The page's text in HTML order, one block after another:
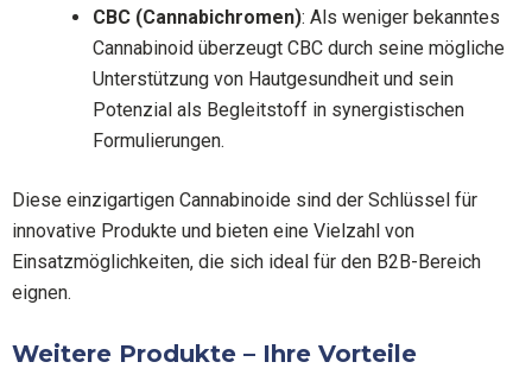
CBC (Cannabichromen): Als weniger bekanntes
Cannabinoid überzeugt CBC durch seine mögliche
Unterstützung von Hautgesundheit und sein
Potenzial als Begleitstoff in synergistischen
Formulierungen.
Diese einzigartigen Cannabinoide sind der Schlüssel für
innovative Produkte und bieten eine Vielzahl von
Einsatzmöglichkeiten, die sich ideal für den B2B-Bereich
eignen.
Weitere Produkte – Ihre Vorteile